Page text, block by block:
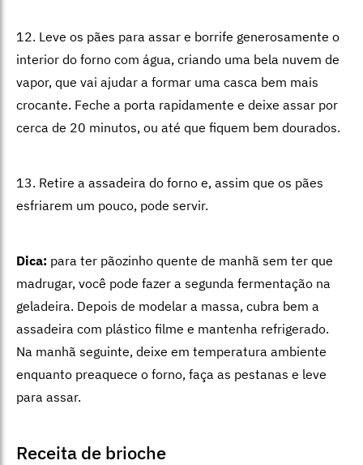
12. Leve os pães para assar e borrife generosamente o
interior do forno com água, criando uma bela nuvem de
vapor, que vai ajudar a formar uma casca bem mais
crocante. Feche a porta rapidamente e deixe assar por
cerca de 20 minutos, ou até que fiquem bem dourados.
13. Retire a assadeira do forno e, assim que os pães
esfriarem um pouco, pode servir.
Dica: para ter pãozinho quente de manhã sem ter que
madrugar, você pode fazer a segunda fermentação na
geladeira. Depois de modelar a massa, cubra bem a
assadeira com plástico filme e mantenha refrigerado.
Na manhã seguinte, deixe em temperatura ambiente
enquanto preaquece o forno, faça as pestanas e leve
para assar.
Receita de brioche